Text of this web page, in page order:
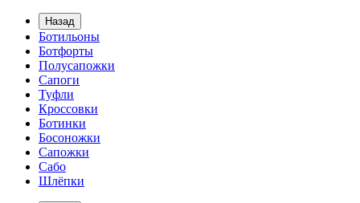
Назад
Ботильоны
Ботфорты
Полусапожки
Сапоги
Туфли
Кроссовки
Ботинки
Босоножки
Сапожки
Сабо
Шлёпки